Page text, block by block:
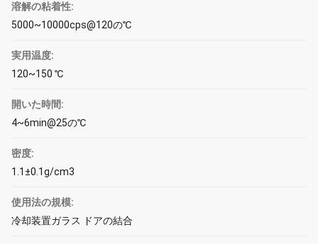
溶解の粘着性:
5000~10000cps@120の℃
実用温度:
120~150 ℃
開いた時間:
4~6min@25の℃
密度:
1.1±0.1g/cm3
使用法の規模:
冷却装置ガラス ドアの結合